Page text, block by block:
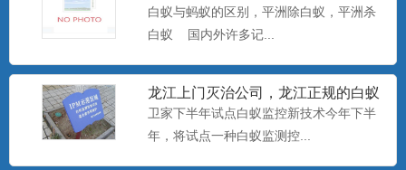
洲杀白蚁
白蚁与蚂蚁的区别，平洲除白蚁，平洲杀
白蚁 国内外许多记...
龙江上门灭治公司，龙江正规的白蚁
防治中心，卫家下半年试点白
卫家下半年试点白蚁监控新技术今年下半
年，将试点一种白蚁监测控...
产品特点：美国富美实公司出品，无刺激
气味，可杀可防，具有驱避...